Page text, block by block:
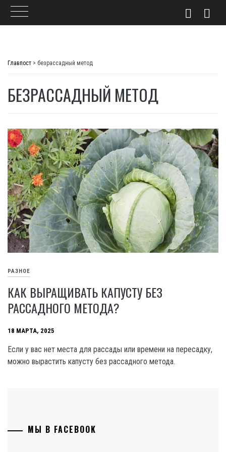
Главпост > безрассадный метод
БЕЗРАССАДНЫЙ МЕТОД
РАЗНОЕ
КАК ВЫРАЩИВАТЬ КАПУСТУ БЕЗ
РАССАДНОГО МЕТОДА?
18 МАРТА, 2025
Если у вас нет места для рассады или времени на пересадку,
можно вырастить капусту без рассадного метода.
МЫ В FACEBOOK